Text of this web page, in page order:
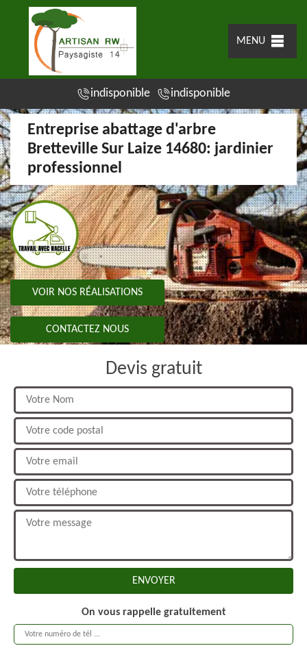
MENU
indisponible indisponible
Entreprise abattage d'arbre
Bretteville Sur Laize 14680: jardinier
professionnel
VOIR NOS RÉALISATIONS
CONTACTEZ NOUS
Devis gratuit
On vous rappelle gratuitement